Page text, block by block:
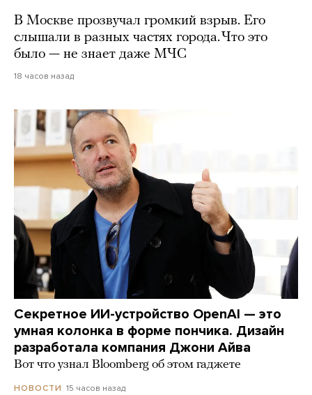
В Москве прозвучал громкий взрыв. Его
слышали в разных частях города. Что это
было — не знает даже МЧС
18 часов назад
Секретное ИИ-устройство OpenAI — это
умная колонка в форме пончика. Дизайн
разработала компания Джони Айва
Вот что узнал Bloomberg об этом гаджете
НОВОСТИ 15 часов назад